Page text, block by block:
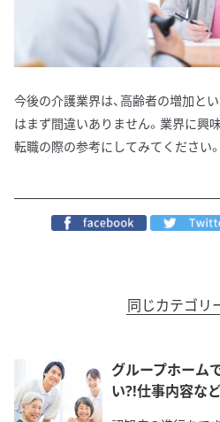
今後の介護業界は、高齢者の増加と
はまず間違いありません。業界に興
転職の際の参考にしてみてください。
同じカテゴリ
グループホーム
い?!仕事内容な